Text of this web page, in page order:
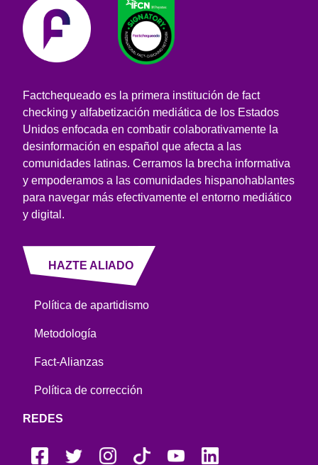
Factchequeado es la primera institución de fact
checking y alfabetización mediática de los Estados
Unidos enfocada en combatir colaborativamente la
desinformación en español que afecta a las
comunidades latinas. Cerramos la brecha informativa
y empoderamos a las comunidades hispanohablantes
para navegar más efectivamente el entorno mediático
y digital.
HAZTE ALIADO
Política de apartidismo
Metodología
Fact-Alianzas
Política de corrección
REDES